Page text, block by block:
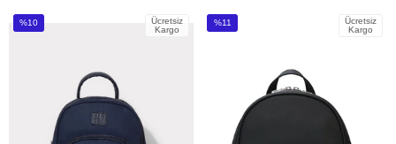
%10
Ücretsiz
Kargo
%11
Ücretsiz
Kargo